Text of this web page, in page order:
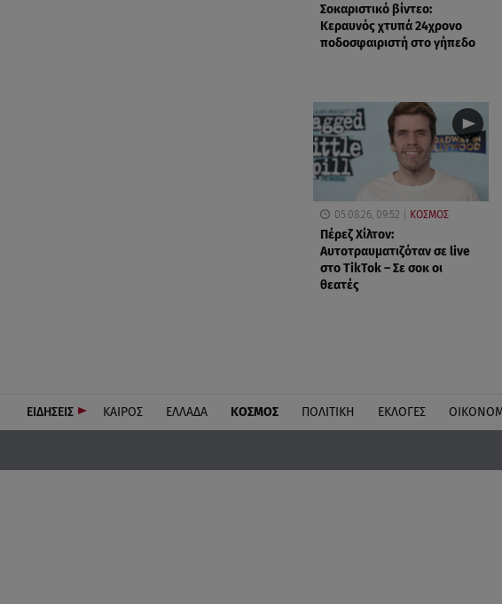
Σοκαριστικό βίντεο:
Κεραυνός χτυπά 24χρονο
ποδοσφαιριστή στο γήπεδο
05.08.26, 09:52 ΚΟΣΜΟΣ
Πέρεζ Χίλτον:
Αυτοτραυματιζόταν σε live
στο TikTok – Σε σοκ οι
θεατές
ΕΙΔΗΣΕΙΣ ΚΑΙΡΟΣ ΕΛΛΑΔΑ ΚΟΣΜΟΣ ΠΟΛΙΤΙΚΗ ΕΚΛΟΓΕΣ